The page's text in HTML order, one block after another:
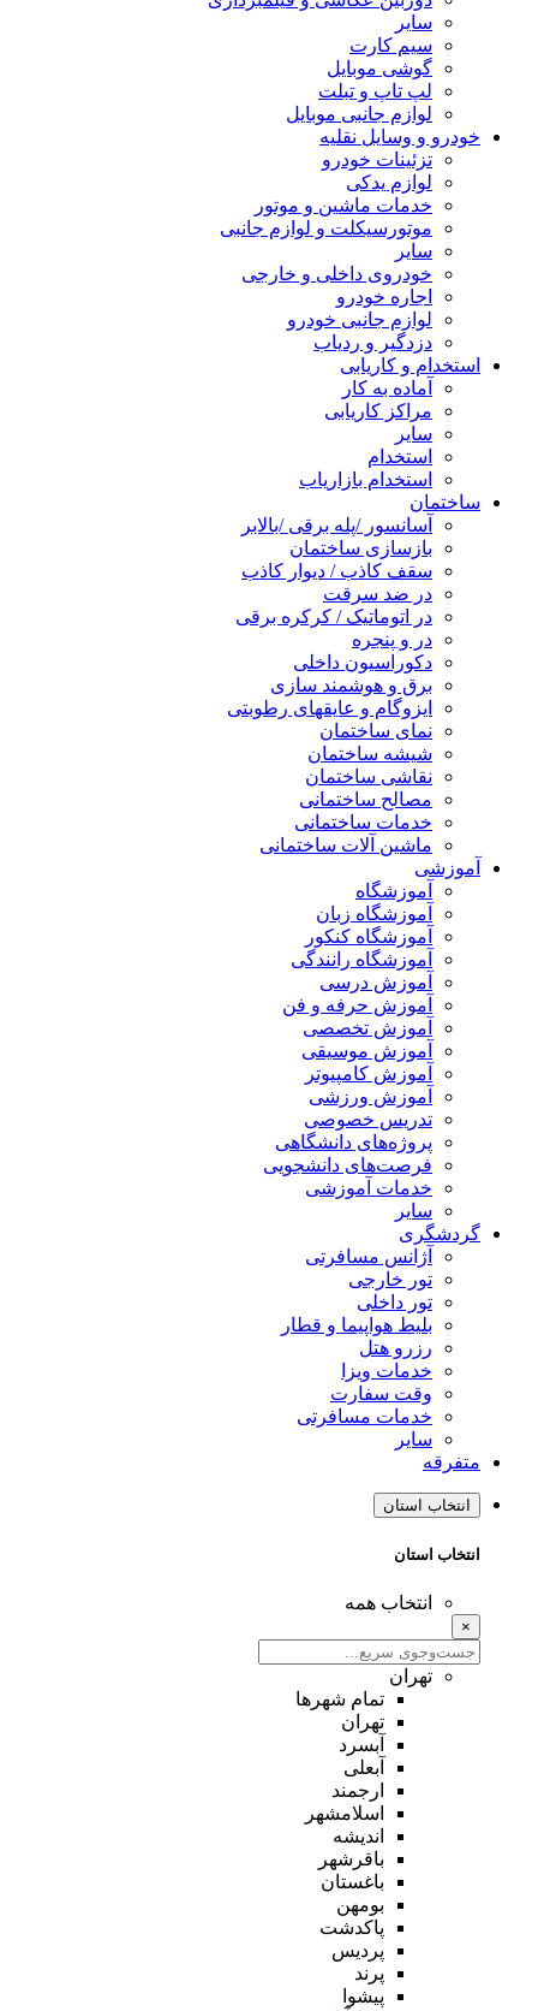
سایر
سیم کارت
گوشی موبایل
لپ تاپ و تبلت
لوازم جانبی موبایل
خودرو و وسایل نقلیه
تزئینات خودرو
لوازم یدکی
خدمات ماشین و موتور
موتورسیکلت و لوازم جانبی
سایر
خودروی داخلی و خارجی
اجاره خودرو
لوازم جانبی خودرو
دزدگیر و ردیاب
استخدام و کاریابی
آماده به کار
مراکز کاریابی
سایر
استخدام
استخدام بازاریاب
ساختمان
آسانسور /پله برقی /بالابر
بازسازی ساختمان
سقف کاذب / دیوار کاذب
در ضد سرقت
در اتوماتیک / کرکره برقی
در و پنجره
دکوراسیون داخلی
برق و هوشمند سازی
ایزوگام و عایقهای رطوبتی
نمای ساختمان
شیشه ساختمان
نقاشی ساختمان
مصالح ساختمانی
خدمات ساختمانی
ماشین آلات ساختمانی
آموزشی
آموزشگاه
آموزشگاه زبان
آموزشگاه کنکور
آموزشگاه رانندگی
آموزش درسی
آموزش حرفه و فن
آموزش تخصصی
آموزش موسیقی
آموزش کامپیوتر
آموزش ورزشی
تدریس خصوصی
پروژه‌های دانشگاهی
فرصت‌های دانشجویی
خدمات آموزشی
سایر
گردشگری
آژانس مسافرتی
تور خارجی
تور داخلی
بلیط هواپیما و قطار
رزرو هتل
خدمات ویزا
وقت سفارت
خدمات مسافرتی
سایر
متفرقه
انتخاب استان
انتخاب استان
انتخاب همه
×
تهران
تمام شهر‌ها
تهران
آبسرد
آبعلی
ارجمند
اسلامشهر
اندیشه
باقرشهر
باغستان
بومهن
پاکدشت
پردیس
پرند
پیشوا